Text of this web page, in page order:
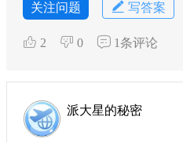
关注问题 写答案
2 0 1条评论
派大星的秘密